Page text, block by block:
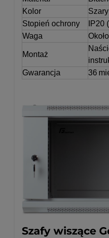
Kolor
Stopień ochrony
IP20
Waga
Montaż
Gwarancja
36
Szafy wiszące